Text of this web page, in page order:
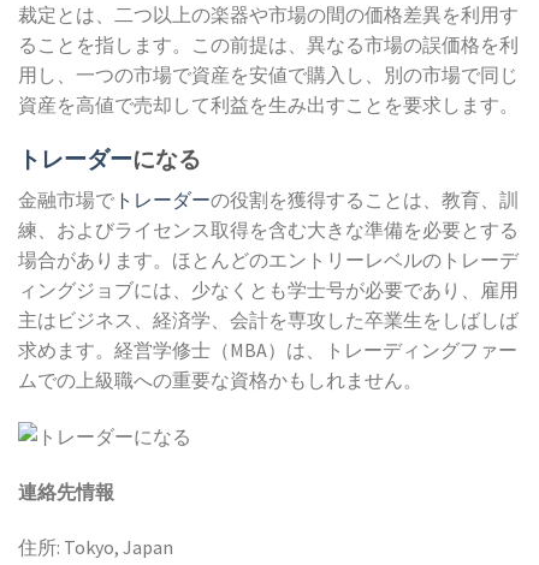
裁定とは、二つ以上の楽器や市場の間の価格差異を利用す
ることを指します。この前提は、異なる市場の誤価格を利
用し、一つの市場で資産を安値で購入し、別の市場で同じ
資産を高値で売却して利益を生み出すことを要求します。
トレーダーになる
金融市場で トレーダーの役割を獲得することは、教育、訓
練、およびライセンス取得を含む大きな準備を必要とする
場合があります。ほとんどのエントリーレベルのトレーデ
ィングジョブには、少なくとも学士号が必要であり、雇用
主はビジネス、経済学、会計を専攻した卒業生をしばしば
求めます。経営学修士（MBA）は、トレーディングファー
ムでの上級職への重要な資格かもしれません。
連絡先情報
住所: Tokyo, Japan